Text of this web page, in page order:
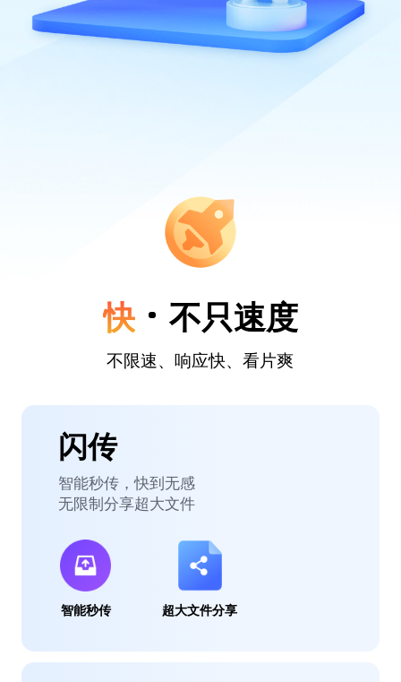
快 不只速度
不限速、响应快、看片爽
闪传
智能秒传，快到无感
无限制分享超大文件
智能秒传 超大文件分享